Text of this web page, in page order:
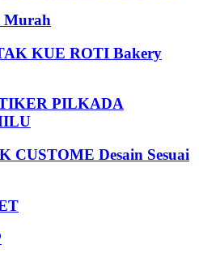
Murah
KUE ROTI Bakery
PILKADA
CUSTOME Desain Sesuai